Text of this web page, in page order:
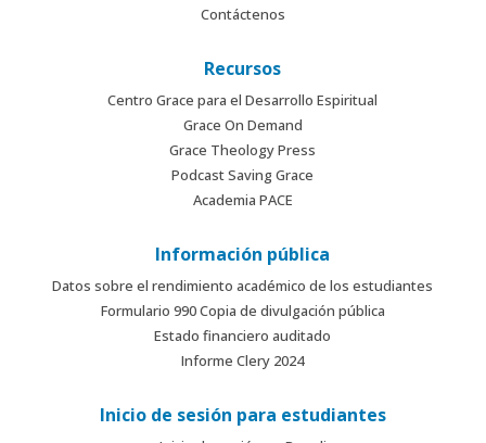
Contáctenos
Recursos
Centro Grace para el Desarrollo Espiritual
Grace On Demand
Grace Theology Press
Podcast Saving Grace
Academia PACE
Información pública
Datos sobre el rendimiento académico de los estudiantes
Formulario 990 Copia de divulgación pública
Estado financiero auditado
Informe Clery 2024
Inicio de sesión para estudiantes